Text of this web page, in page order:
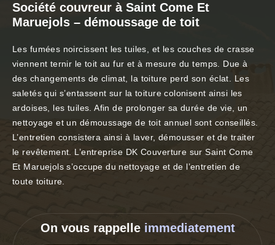
Société couvreur à Saint Come Et
Maruejols – démoussage de toit
Les fumées noircissent les tuiles, et les couches de crasse
viennent ternir le toit au fur et à mesure du temps. Due à
des changements de climat, la toiture perd son éclat. Les
saletés qui s’entassent sur la toiture colonisent ainsi les
ardoises, les tuiles. Afin de prolonger sa durée de vie, un
nettoyage et un démoussage de toit annuel sont conseillés.
L’entretien consistera ainsi à laver, démousser et de traiter
le revêtement. L’entreprise DK Couverture sur Saint Come
Et Maruejols s’occupe du nettoyage et de l’entretien de
toute toiture.
On vous rappelle immediatement